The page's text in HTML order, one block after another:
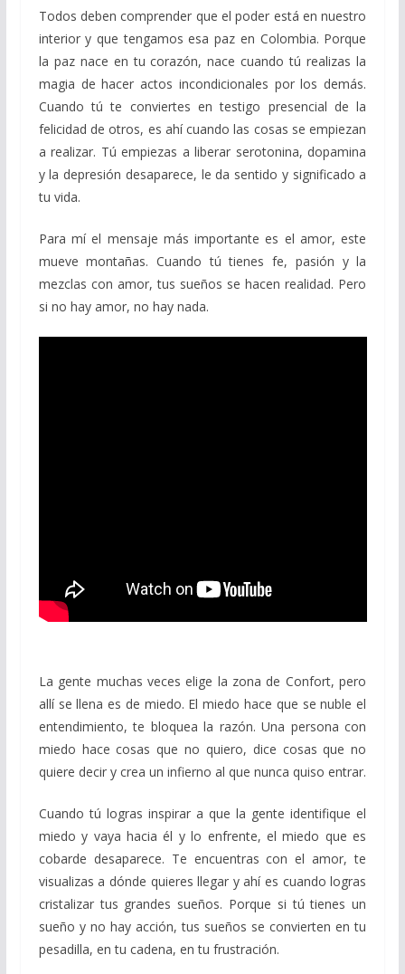
Todos deben comprender que el poder está en nuestro
interior y que tengamos esa paz en Colombia. Porque
la paz nace en tu corazón, nace cuando tú realizas la
magia de hacer actos incondicionales por los demás.
Cuando tú te conviertes en testigo presencial de la
felicidad de otros, es ahí cuando las cosas se empiezan
a realizar. Tú empiezas a liberar serotonina, dopamina
y la depresión desaparece, le da sentido y significado a
tu vida.
Para mí el mensaje más importante es el amor, este
mueve montañas. Cuando tú tienes fe, pasión y la
mezclas con amor, tus sueños se hacen realidad. Pero
si no hay amor, no hay nada.
La gente muchas veces elige la zona de Confort, pero
allí se llena es de miedo. El miedo hace que se nuble el
entendimiento, te bloquea la razón. Una persona con
miedo hace cosas que no quiero, dice cosas que no
quiere decir y crea un infierno al que nunca quiso entrar.
Cuando tú logras inspirar a que la gente identifique el
miedo y vaya hacia él y lo enfrente, el miedo que es
cobarde desaparece. Te encuentras con el amor, te
visualizas a dónde quieres llegar y ahí es cuando logras
cristalizar tus grandes sueños. Porque si tú tienes un
sueño y no hay acción, tus sueños se convierten en tu
pesadilla, en tu cadena, en tu frustración.